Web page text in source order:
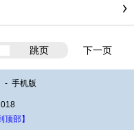
跳页 下一页
- 手机版
顶部】